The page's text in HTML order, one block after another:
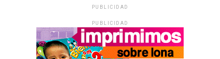
PUBLICIDAD
PUBLICIDAD